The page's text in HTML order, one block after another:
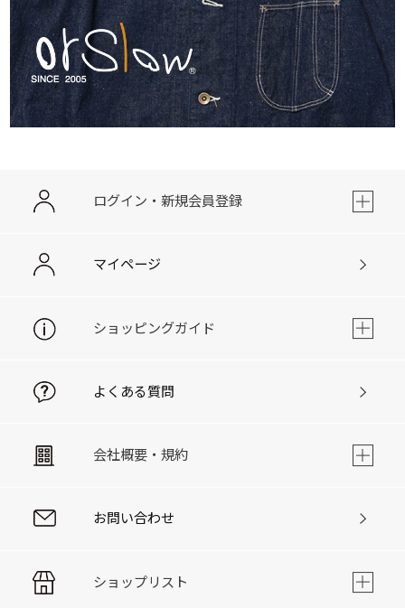
ログイン・新規会員登録
マイページ
ショッピングガイド
よくある質問
会社概要・規約
お問い合わせ
ショップリスト